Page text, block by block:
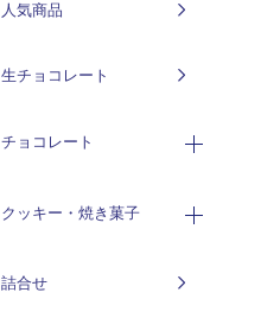
人気商品
生チョコレート
チョコレート
クッキー・焼き菓子
詰合せ